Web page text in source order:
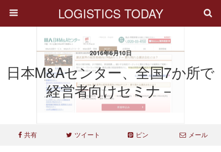
LOGISTICS TODAY
2016年6月10日
日本M&Aセンター、全国7か所で
経営者向けセミナ－
共有 ツイート ピン メール